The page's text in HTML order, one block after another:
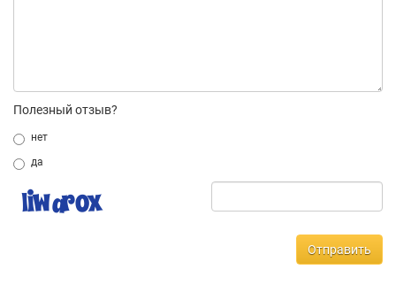
Полезный отзыв?
нет
да
Отправить